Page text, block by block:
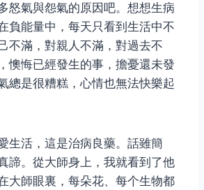
怒氣與怨氣的原因吧。想想生病
負能量中，每天只看到生活中不
不滿，對親人不滿，對過去不
懊悔已經發生的事，擔憂還未發
總是很糟糕，心情也無法快樂起
生活，這是治病良藥。話雖簡
諦。從大師身上，我就看到了他
大師眼裏，每朵花、每个生物都